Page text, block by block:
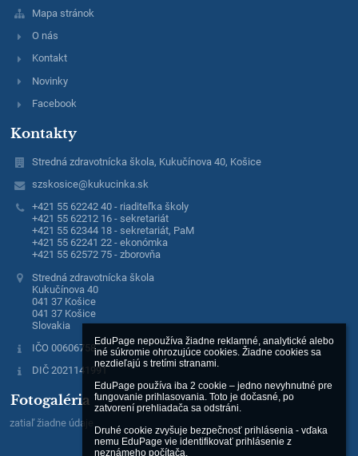
EduPage nepoužíva žiadne reklamné, analytické alebo
iné súkromie ohrozujúce cookies. Žiadne cookies sa
nezdieľajú s tretími stranami.
EduPage používa iba 2 cookie – jedno nevyhnutné pre
fungovanie prihlasovania. Toto je dočasné, po
zatvorení prehliadača sa odstráni.
Druhé cookie zvyšuje bezpečnosť prihlásenia - vďaka
nemu EduPage vie identifikovať prihlásenie z
neznámeho počítača.
Mapa stránok
O nás
Kontakt
Novinky
Facebook
Kontakty
Stredná zdravotnícka škola, Kukučínova 40, Košice
szskosice@kukucinka.sk
+421 55 62242 40 - riaditeľka školy
+421 55 62212 16 - sekretariát
+421 55 62344 18 - sekretariát, PaM
+421 55 62241 22 - ekonómka
+421 55 62572 75 - zborovňa
Stredná zdravotnícka škola
Kukučínova 40
041 37 Košice
041 37 Košice
Slovakia
IČO 00606758
DIČ 2021141991
Fotogaléria
zatiaľ žiadne údaje